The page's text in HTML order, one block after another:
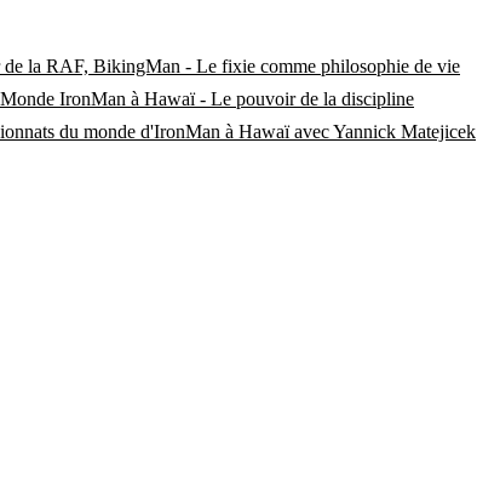
la RAF, BikingMan - Le fixie comme philosophie de vie
IronMan à Hawaï - Le pouvoir de la discipline
du monde d'IronMan à Hawaï avec Yannick Matejicek